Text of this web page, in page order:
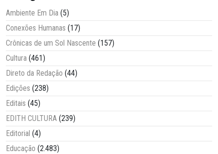
Ambiente Em Dia (5)
Conexões Humanas (17)
Crônicas de um Sol Nascente (157)
Cultura (461)
Direto da Redação (44)
Edições (238)
Editais (45)
EDITH CULTURA (239)
Editorial (4)
Educação (2.483)